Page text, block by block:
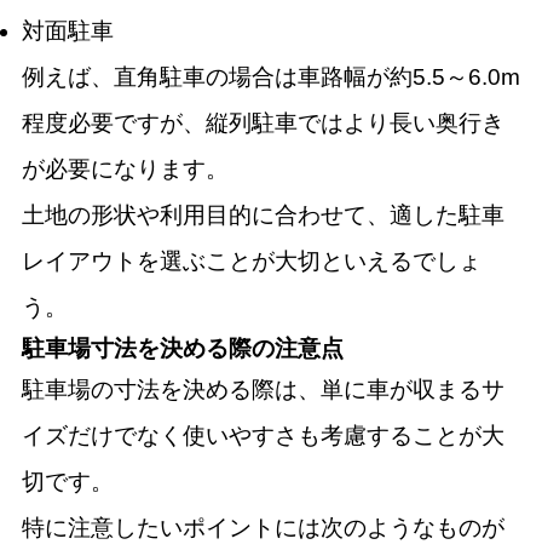
対面駐車
例えば、直角駐車の場合は車路幅が約5.5～6.0m
程度必要ですが、縦列駐車ではより長い奥行き
が必要になります。
土地の形状や利用目的に合わせて、適した駐車
レイアウトを選ぶことが大切といえるでしょ
う。
駐車場寸法を決める際の注意点
駐車場の寸法を決める際は、単に車が収まるサ
イズだけでなく使いやすさも考慮することが大
切です。
特に注意したいポイントには次のようなものが